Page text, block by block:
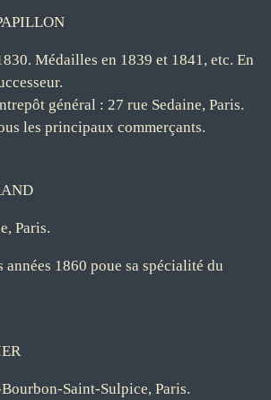
Médailles en 1839 et 1841, etc. En
général : 27 rue Sedaine, Paris.
les principaux commerçants.
Paris.
années 1860 poue sa spécialité du
Saint-Sulpice, Paris.